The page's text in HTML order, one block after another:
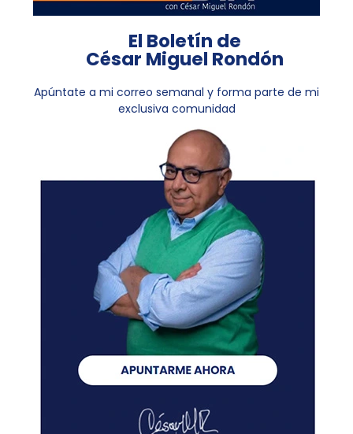
El Boletín de
César Miguel Rondón
Apúntate a mi correo semanal y forma parte de mi
exclusiva comunidad